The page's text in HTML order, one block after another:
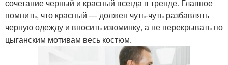
сочетание черный и красный всегда в тренде. Главное
помнить, что красный — должен чуть-чуть разбавлять
черную одежду и вносить изюминку, а не перекрывать по
цыганским мотивам весь костюм.